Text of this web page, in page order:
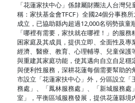
「花蓮家扶中心」係隸屬財團法人台灣
稱：家扶基金會TFCF）全國24個分事務
成立，已協助縣內超過12,000名弱勢孩童
「哪裡有需要，家扶就在哪裡！」的服
困家庭及其成員，提供立即、全面性及專
經濟、醫療、教育、心理輔導、兒童保護
與重建其家庭功能，使其邁向自立自足穩
與便利性服務，深耕花蓮每個需要幫助的
市設立「花蓮家扶中心」外，分區設立「
務處」、「鳳林服務處」、「新城服務處
室」，平衡區域服務發展，提供花蓮縣境